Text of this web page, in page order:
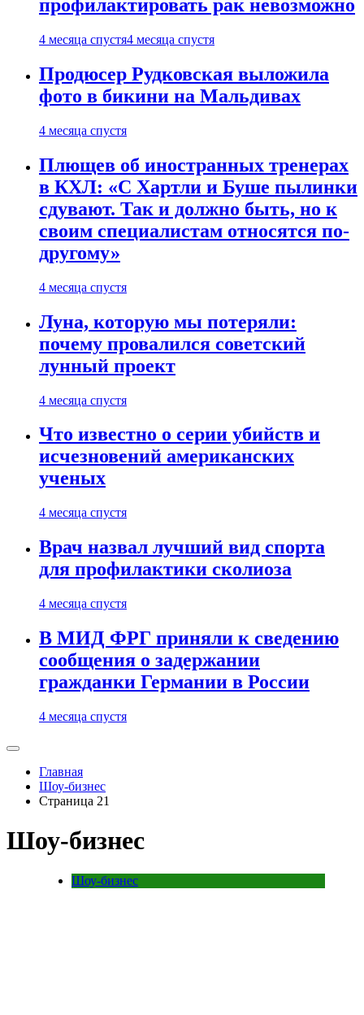
профилактировать рак невозможно
4 месяца спустя4 месяца спустя
Продюсер Рудковская выложила
фото в бикини на Мальдивах
4 месяца спустя
Плющев об иностранных тренерах
в КХЛ: «С Хартли и Буше пылинки
сдувают. Так и должно быть, но к
своим специалистам относятся по-
другому»
4 месяца спустя
Луна, которую мы потеряли:
почему провалился советский
лунный проект
4 месяца спустя
Что известно о серии убийств и
исчезновений американских
ученых
4 месяца спустя
Врач назвал лучший вид спорта
для профилактики сколиоза
4 месяца спустя
В МИД ФРГ приняли к сведению
сообщения о задержании
гражданки Германии в России
4 месяца спустя
Главная
Шоу-бизнес
Страница 21
Шоу-бизнес
Шоу-бизнес